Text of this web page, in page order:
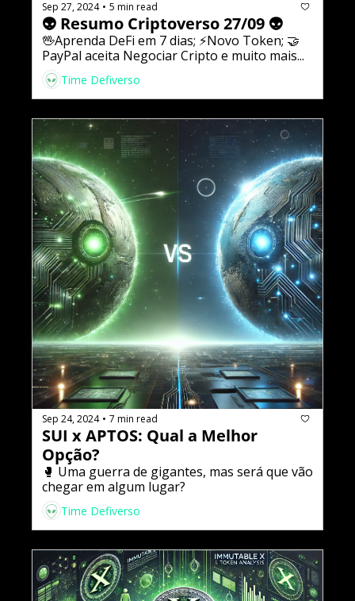
Sep 27, 2024 • 5 min read
👽 Resumo Criptoverso 27/09 👽
🖖Aprenda DeFi em 7 dias; ⚡️Novo Token; 🤝
PayPal aceita Negociar Cripto e muito mais...
Time Defiverso
Sep 24, 2024 • 7 min read
SUI x APTOS: Qual a Melhor
Opção?
🥊 Uma guerra de gigantes, mas será que vão
chegar em algum lugar?
Time Defiverso